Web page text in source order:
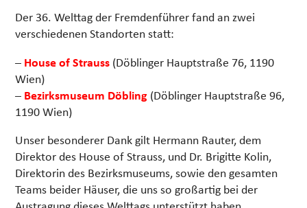
Der 36. Welttag der Fremdenführer fand an zwei
verschiedenen Standorten statt:
– House of Strauss (Döblinger Hauptstraße 76, 1190
Wien)
– Bezirksmuseum Döbling (Döblinger Hauptstraße 96,
1190 Wien)
Unser besonderer Dank gilt Hermann Rauter, dem
Direktor des House of Strauss, und Dr. Brigitte Kolin,
Direktorin des Bezirksmuseums, sowie den gesamten
Teams beider Häuser, die uns so großartig bei der